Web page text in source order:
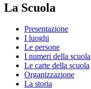
La Scuola
Presentazione
I luoghi
Le persone
I numeri della scuola
Le carte della scuola
Organizzazione
La storia